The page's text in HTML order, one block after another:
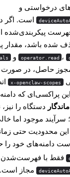
درخواستی و
است. اگر
پیکربندی‌شده
شده باشد، مقدار
operator.read ، و
حاصل، در صورت
x-openclaw-scopes
پراکسی‌ای که
ماندگار دستگاه را
موجود اما
این محدودیت حتی
دامنه‌های خود را
فقط با فهرست‌شدن
مجاز